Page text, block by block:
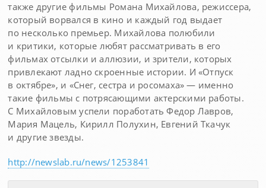
также другие фильмы Романа Михайлова, режиссера,
который ворвался в кино и каждый год выдает
по несколько премьер. Михайлова полюбили
и критики, которые любят рассматривать в его
фильмах отсылки и аллюзии, и зрители, которых
привлекают ладно скроенные истории. И «Отпуск
в октябре», и «Снег, сестра и росомаха» — именно
такие фильмы с потрясающими актерскими работы.
С Михайловым успели поработать Федор Лавров,
Мария Мацель, Кирилл Полухин, Евгений Ткачук
и другие звезды.
http://newslab.ru/news/1253841